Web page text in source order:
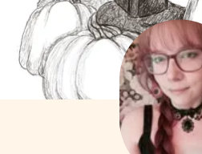
Tous les artistes